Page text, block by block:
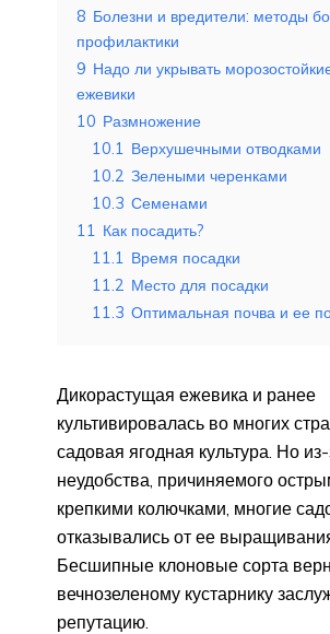
8 Болезни и вредители: методы
профилактики
9 Надо ли укрывать
ежевики
10 Размножение
10.1 Верхушечными отводками
10.2 Зелеными черенками
10.3 Семенами
11 Как посадить?
11.1 Время посадки
11.2 Место для посадки
11.3 Оптимальная почва и ее
Дикорастущая ежевика и ранее
культивировалась во многих
садовая ягодная культура. Но
неудобства, причиняемого
крепкими колючками, многие
отказывались от ее
Бесшипные клоновые сорта
вечнозеленому кустарнику
репутацию.